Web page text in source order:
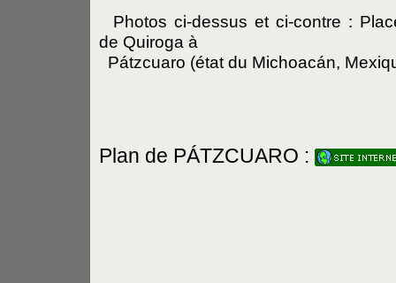
Photos ci-dessus et ci-contre :
de Quiroga à
Pátzcuaro (état du Michoacán,
Plan de PÁTZCUARO :